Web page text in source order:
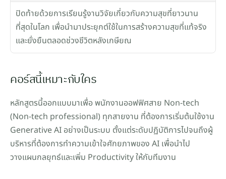
ปิดท้ายด้วยการเรียนรู้งานวิจัยเกี่ยวกับความสุขที่ยาวนาน
ที่สุดในโลก เพื่อนำมาประยุกต์ใช้ในการสร้างความสุขที่แท้จริง
และยั่งยืนตลอดช่วงชีวิตหลังเกษียณ
คอร์สนี้เหมาะกับใคร
หลักสูตรนี้ออกแบบมาเพื่อ พนักงานออฟฟิศสาย Non-tech
(Non-tech professional) ทุกสายงาน ที่ต้องการเริ่มต้นใช้งาน
Generative AI อย่างเป็นระบบ ตั้งแต่ระดับปฏิบัติการไปจนถึงผู้
บริหารที่ต้องการทำความเข้าใจศักยภาพของ AI เพื่อนำไป
วางแผนกลยุทธ์และเพิ่ม Productivity ให้กับทีมงาน